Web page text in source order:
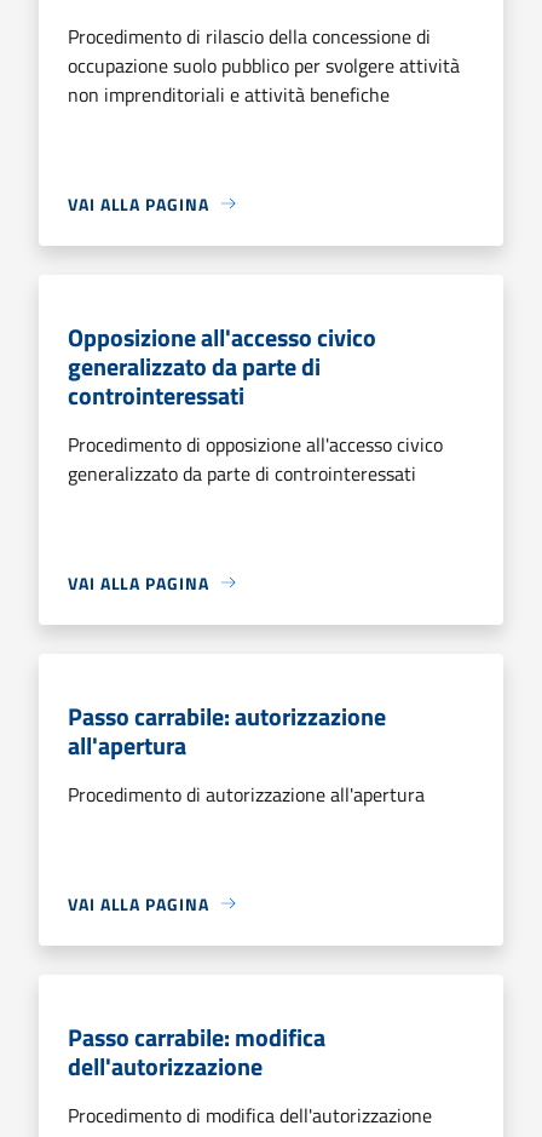
Procedimento di rilascio della concessione di
occupazione suolo pubblico per svolgere attività
non imprenditoriali e attività benefiche
VAI ALLA PAGINA
Opposizione all'accesso civico
generalizzato da parte di
controinteressati
Procedimento di opposizione all'accesso civico
generalizzato da parte di controinteressati
VAI ALLA PAGINA
Passo carrabile: autorizzazione
all'apertura
Procedimento di autorizzazione all'apertura
VAI ALLA PAGINA
Passo carrabile: modifica
dell'autorizzazione
Procedimento di modifica dell'autorizzazione